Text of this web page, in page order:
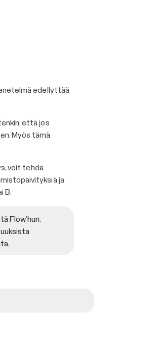
edellyttää
että jos
Myös tämä
voit tehdä
ja
B.
Flow’hun.